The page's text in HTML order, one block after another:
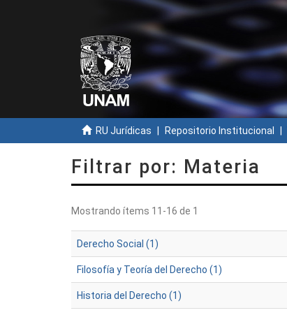
RU Jurídicas Repositorio Institucional
Filtrar por: Materia
Mostrando ítems 11-16 de 1
Derecho Social (1)
Filosofía y Teoría del Derecho (1)
Historia del Derecho (1)